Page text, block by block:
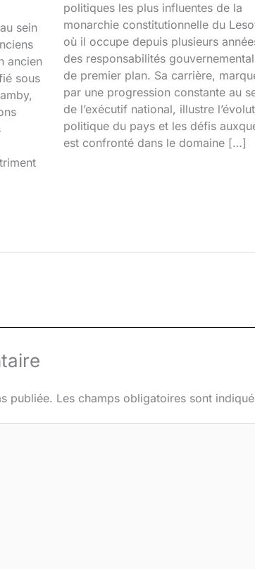
sein
ancien
sous
politiques les plus influentes de la
monarchie constitutionnelle du
où il occupe depuis plusieurs
des responsabilités
de premier plan. Sa carrière,
par une progression constante au
de l’exécutif national, illustre
politique du pays et les défis
est confronté dans le domaine […]
publiée. Les champs obligatoires sont